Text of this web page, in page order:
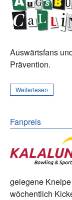
Auswärtsfans
Prävention.
Weiterlesen
Fanpreis
gelegene
wöchentlich